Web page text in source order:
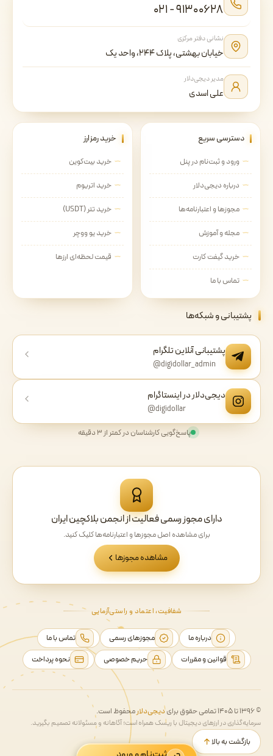
۰۲۱ - ۹۱۳۰۰۶۲۸
نشانی دفتر مرکزی
خیابان بهشتی، پلاک ۲۴۴، واحد یک
مدیر دیجی‌دلار
علی اسدی
دسترسی سریع
ورود و ثبت‌نام در پنل
درباره دیجی‌دلار
مجوزها و اعتبارنامه‌ها
مجله و آموزش
خرید گیفت کارت
تماس با ما
خرید رمزارز
خرید بیت‌کوین
خرید اتریوم
خرید تتر (USDT)
خرید یو ووچر
قیمت لحظه‌ای ارزها
پشتیبانی و شبکه‌ها
پشتیبانی آنلاین تلگرام
@digidollar_admin
دیجی‌دلار در اینستاگرام
@digidollar
پاسخ‌گویی کارشناسان در کمتر از ۳ دقیقه
دارای مجوز رسمی فعالیت از انجمن بلاکچین ایران
برای مشاهده اصل مجوزها و اعتبارنامه‌ها کلیک کنید.
مشاهده مجوزها
شفافیت، اعتماد و راستی‌آزمایی
درباره ما مجوزهای رسمی
تماس با ما
قوانین و مقررات
حریم خصوصی نحوه پرداخت
© ۱۳۹۶ تا ۱۴۰۵ تمامی حقوق برای دیجی‌دلار محفوظ است.
سرمایه‌گذاری در ارزهای دیجیتال با ریسک همراه است؛ آگاهانه و مسئولانه تصمیم بگیرید.
بازگشت به بالا